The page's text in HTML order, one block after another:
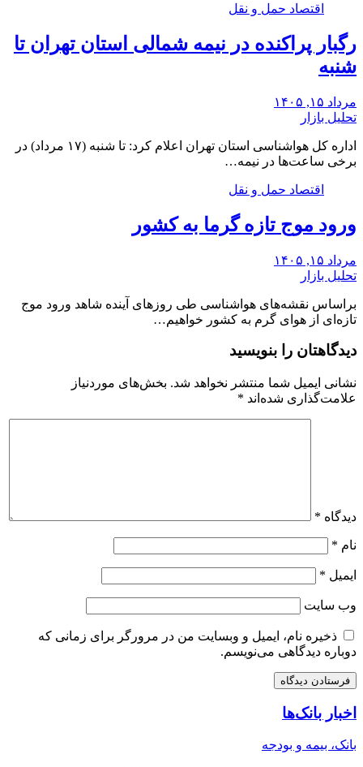
اقتصاد حمل و نقل
رگبار پراکنده در نیمه شمالی استان تهران تا
شنبه
مرداد ۱۵, ۱۴۰۵
تحلیل بازار
اداره کل هواشناسی استان تهران اعلام کرد: تا شنبه (۱۷ مرداد) در
برخی ساعت‌ها در نیمه…
اقتصاد حمل و نقل
ورود موج تازه گرما به کشور
مرداد ۱۵, ۱۴۰۵
تحلیل بازار
براساس نقشه‌های هواشناسی طی روزهای آینده شاهد ورود موج
تازه‌ای از هوای گرم به کشور خواهیم…
دیدگاهتان را بنویسید
نشانی ایمیل شما منتشر نخواهد شد. بخش‌های موردنیاز
علامت‌گذاری شده‌اند *
دیدگاه *
نام *
ایمیل *
وب‌ سایت
ذخیره نام، ایمیل و وبسایت من در مرورگر برای زمانی که
دوباره دیدگاهی می‌نویسم.
اخبار بانک‌ها
بانک، بیمه و بودجه